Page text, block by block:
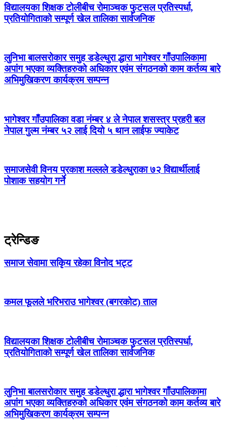
विद्यालयका शिक्षक टोलीबीच रोमाञ्चक फुटसल प्रतिस्पर्धा,
प्रतियोगिताको सम्पूर्ण खेल तालिका सार्वजनिक
लुनिभा बालसरोकार समुह डडेल्धुरा द्धारा भागेश्वर गाँउपालिकामा
अपांग भएका व्यक्तिहरुको अधिकार एवंम संगठनको काम कर्तव्य बारे
अभिमुखिकरण कार्यक्रम सम्पन्न
भागेश्वर गाँउपालिका वडा नंम्बर ४ ले नेपाल शसस्त्र प्रहरी बल
नेपाल गुल्म नंम्बर ५२ लाई दियो ५ थान लाईफ ज्याकेट
समाजसेवी विनय प्रकाश मल्लले डडेल्धुराका ७२ विद्यार्थीलाई
पोशाक सहयोग गर्ने
ट्रेन्डिङ
समाज सेवामा सकिृय रहेका विनोद भट्ट
कमल फूलले भरिभराउ भागेश्वर (बगरकोट) ताल
विद्यालयका शिक्षक टोलीबीच रोमाञ्चक फुटसल प्रतिस्पर्धा,
प्रतियोगिताको सम्पूर्ण खेल तालिका सार्वजनिक
लुनिभा बालसरोकार समुह डडेल्धुरा द्धारा भागेश्वर गाँउपालिकामा
अपांग भएका व्यक्तिहरुको अधिकार एवंम संगठनको काम कर्तव्य बारे
अभिमुखिकरण कार्यक्रम सम्पन्न